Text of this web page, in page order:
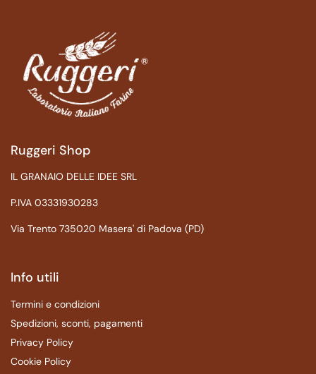
Ruggeri Shop
IL GRANAIO DELLE IDEE SRL
P.IVA 03331930283
Via Trento 735020 Masera' di Padova (PD)
Info utili
Termini e condizioni
Spedizioni, sconti, pagamenti
Privacy Policy
Cookie Policy